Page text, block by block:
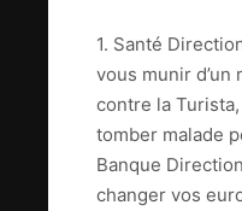
1. Santé
vous munir d’un
contre la
tomber malade
Banque
changer vos